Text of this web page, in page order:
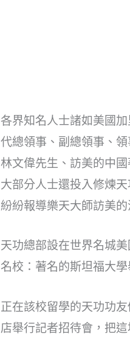
各界知名人士諸如美國
代總領事、副總領事、
林文偉先生、訪美的中
大部分人士還投入修煉
紛紛報導樂天大師訪美
天功總部設在世界名城
名校：著名的斯坦福大
正在該校留學的天功功
店舉行記者招待會，把